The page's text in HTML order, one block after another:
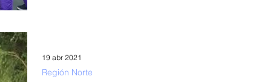
Región Norte
19 abr 2021